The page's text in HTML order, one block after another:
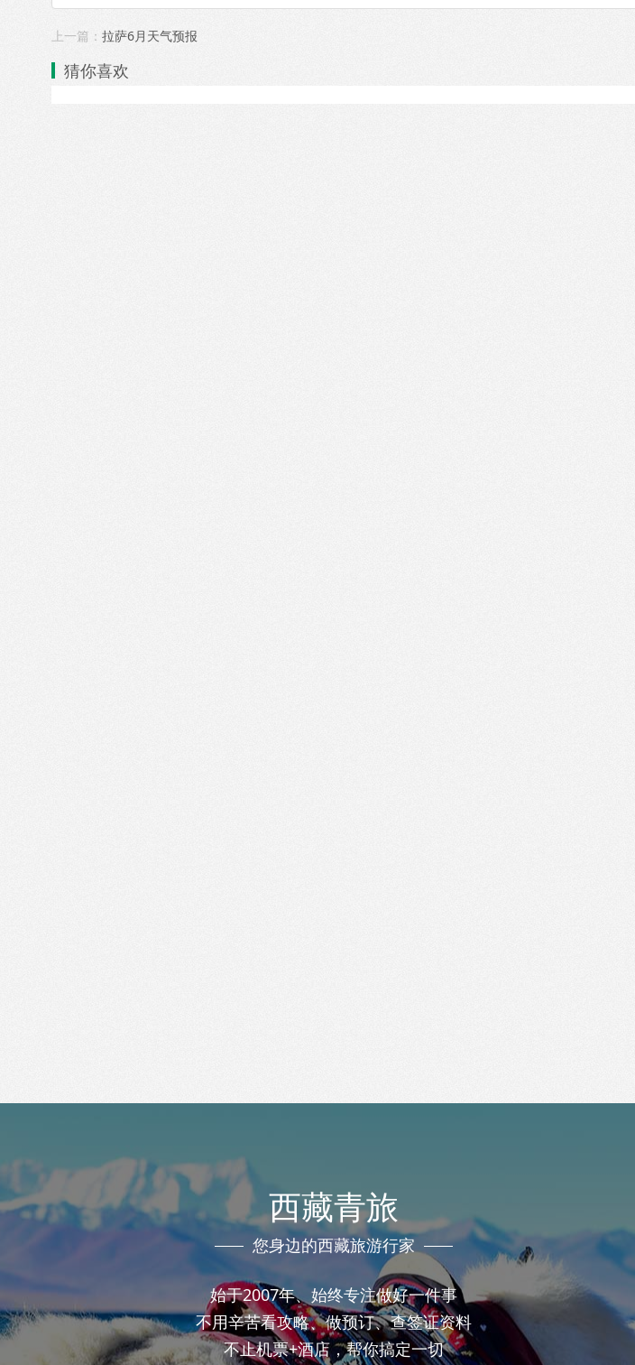
上一篇： 拉萨6月天气预报
猜你喜欢
西藏青旅
您身边的西藏旅游行家
始于2007年、始终专注做好一件事
不用辛苦看攻略、做预订、查签证资料
不止机票+酒店，帮你搞定一切